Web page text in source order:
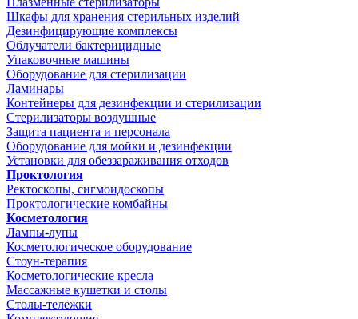
Шкафы для хранения стерильных изделий
Дезинфицирующие комплексы
Облучатели бактерицидные
Упаковочные машины
Оборудование для стерилизации
Ламинары
Контейнеры для дезинфекции и стерилизации
Стерилизаторы воздушные
Защита пациента и персонала
Оборудование для мойки и дезинфекции
Установки для обеззараживания отходов
Проктология
Ректоскопы, сигмоидоскопы
Проктологические комбайны
Косметология
Лампы-лупы
Косметологическое оборудование
Стоун-терапия
Косметологические кресла
Массажные кушетки и столы
Столы-тележки